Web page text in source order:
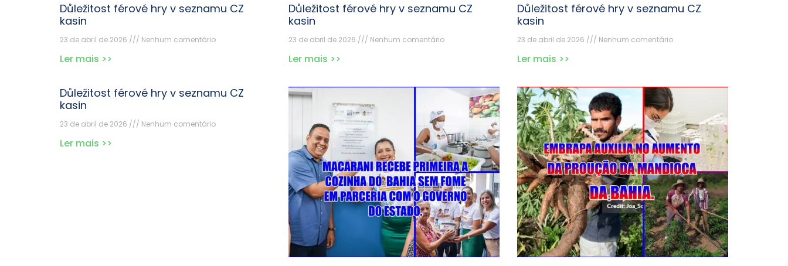
Důležitost férové hry v seznamu CZ
kasin
23 de abril de 2026 Nenhum comentário
Ler mais >>
Důležitost férové hry v seznamu CZ
kasin
23 de abril de 2026 Nenhum comentário
Ler mais >>
Důležitost férové hry v seznamu CZ
kasin
23 de abril de 2026 Nenhum comentário
Ler mais >>
Důležitost férové hry v seznamu CZ
kasin
23 de abril de 2026 Nenhum comentário
Ler mais >>